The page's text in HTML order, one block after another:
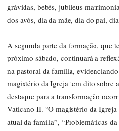
grávidas, bebés, jubileus
dos avós, dia da mãe, dia do pai,
A segunda parte da formação, que
próximo sábado, continuará a
na pastoral da família,
magistério da Igreja tem dito sobre
destaque para a transformação
Vaticano II. “O magistério da Igreja
atual da família”, “Problemáticas